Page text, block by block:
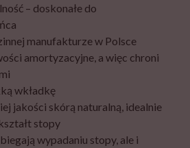
– doskonałe do
manufakturze w Polsce
amortyzacyjne, a więc chroni
wkładkę
jakości skórą naturalną, idealnie
stopy
wypadaniu stopy, ale i